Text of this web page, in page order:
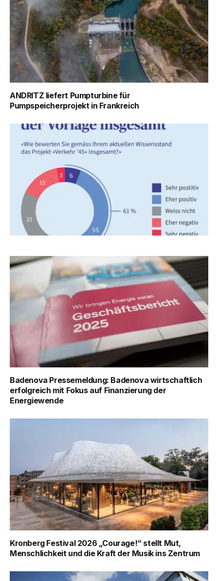
ANDRITZ liefert Pumpturbine für
Pumpspeicherprojekt in Frankreich
Badenova Pressemeldung: Badenova wirtschaftlich
erfolgreich mit Fokus auf Finanzierung der
Energiewende
Kronberg Festival 2026 „Courage!“ stellt Mut,
Menschlichkeit und die Kraft der Musik ins Zentrum